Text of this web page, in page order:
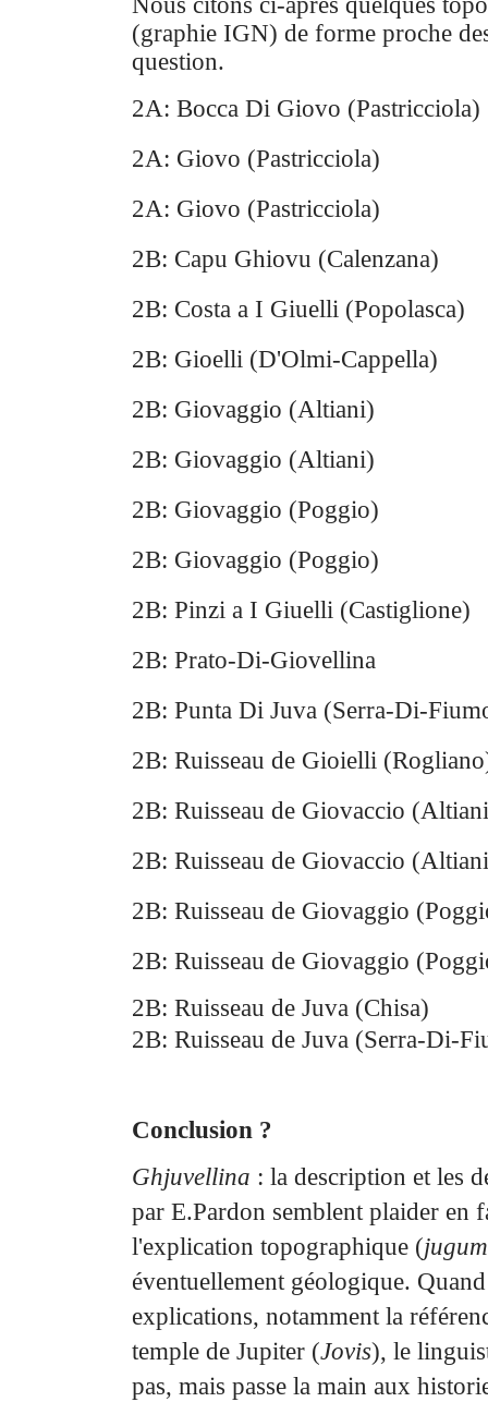
(graphie IGN) de forme proche
question.
2A: Bocca Di Giovo (Pastricciola)
2A: Giovo (Pastricciola)
2A: Giovo (Pastricciola)
2B: Capu Ghiovu (Calenzana)
2B: Costa a I Giuelli (Popolasca)
2B: Gioelli (D'Olmi-Cappella)
2B: Giovaggio (Altiani)
2B: Giovaggio (Altiani)
2B: Giovaggio (Poggio)
2B: Giovaggio (Poggio)
2B: Pinzi a I Giuelli (Castiglione)
2B: Prato-Di-Giovellina
2B: Punta Di Juva (Serra-Di-
2B: Ruisseau de Gioielli
2B: Ruisseau de Giovaccio
2B: Ruisseau de Giovaccio
2B: Ruisseau de Giovaggio
2B: Ruisseau de Giovaggio
2B: Ruisseau de Juva (Chisa)
2B: Ruisseau de Juva (Serra-Di-
Conclusion ?
Ghjuvellina : la description et les
par E.Pardon semblent plaider en
l'explication topographique (jugum
éventuellement géologique.
explications, notamment la
temple de Jupiter (Jovis), le
pas, mais passe la main aux